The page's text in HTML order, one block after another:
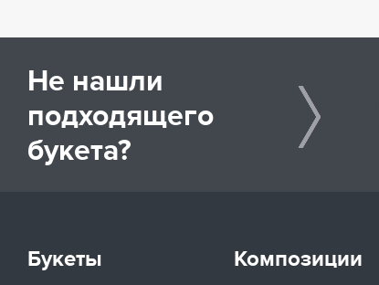
Не нашли
подходящего
букета?
Букеты Композиции